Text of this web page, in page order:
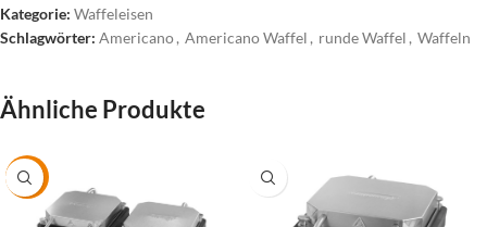
Kategorie: Waffeleisen
Schlagwörter: Americano, Americano Waffel , runde Waffel , Waffeln
Ähnliche Produkte
-19%